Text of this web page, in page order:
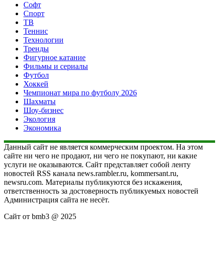
Софт
Спорт
ТВ
Теннис
Технологии
Тренды
Фигурное катание
Фильмы и сериалы
Футбол
Хоккей
Чемпионат мира по футболу 2026
Шахматы
Шоу-бизнес
Экология
Экономика
Данный сайт не является коммерческим проектом. На этом
сайте ни чего не продают, ни чего не покупают, ни какие
услуги не оказываются. Сайт представляет собой ленту
новостей RSS канала news.rambler.ru, kommersant.ru,
newsru.com. Материалы публикуются без искажения,
ответственность за достоверность публикуемых новостей
Администрация сайта не несёт.
Сайт от bmb3 @ 2025